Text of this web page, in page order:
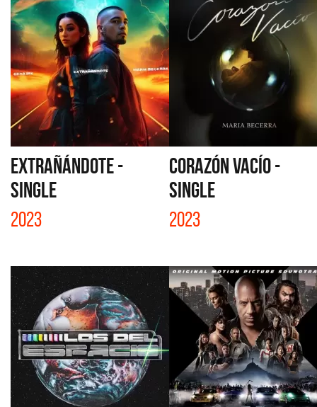
EXTRAÑÁNDOTE -
SINGLE
2023
CORAZÓN VACÍO -
SINGLE
2023